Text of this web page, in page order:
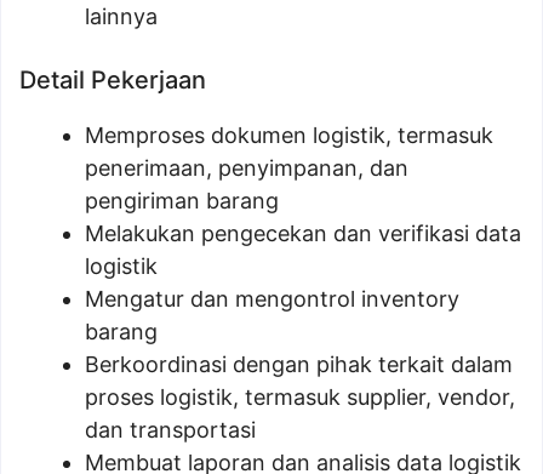
lainnya
Detail Pekerjaan
Memproses dokumen logistik, termasuk
penerimaan, penyimpanan, dan
pengiriman barang
Melakukan pengecekan dan verifikasi data
logistik
Mengatur dan mengontrol inventory
barang
Berkoordinasi dengan pihak terkait dalam
proses logistik, termasuk supplier, vendor,
dan transportasi
Membuat laporan dan analisis data logistik